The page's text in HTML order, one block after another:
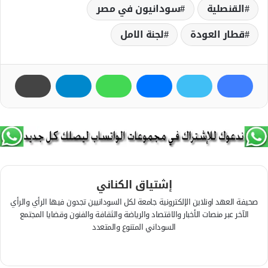
القنصلية
سودانيون في مصر
قطار العودة
لجنة الامل
إشتياق الكناني
صحيفة العهد اونلاين الإلكترونية جامعة لكل السودانيين تجدون فيها الرأي والرأي
الآخر عبر منصات الأخبار والاقتصاد والرياضة والثقافة والفنون وقضايا المجتمع
السوداني المتنوع والمتعدد
م